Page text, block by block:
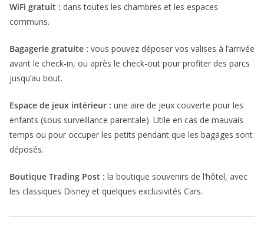
WiFi gratuit : dans toutes les chambres et les espaces
communs.
Bagagerie gratuite : vous pouvez déposer vos valises à l’arrivée
avant le check-in, ou après le check-out pour profiter des parcs
jusqu’au bout.
Espace de jeux intérieur : une aire de jeux couverte pour les
enfants (sous surveillance parentale). Utile en cas de mauvais
temps ou pour occuper les petits pendant que les bagages sont
déposés.
Boutique Trading Post : la boutique souvenirs de l’hôtel, avec
les classiques Disney et quelques exclusivités Cars.